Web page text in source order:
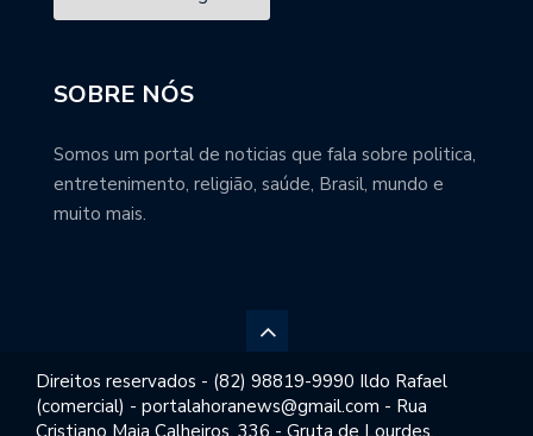
SOBRE NÓS
Somos um portal de noticias que fala sobre politica,
entretenimento, religião, saúde, Brasil, mundo e
muito mais.
Direitos reservados - (82) 98819-9990 Ildo Rafael
(comercial) - portalahoranews@gmail.com - Rua
Cristiano Maia Calheiros, 336 - Gruta de Lourdes,